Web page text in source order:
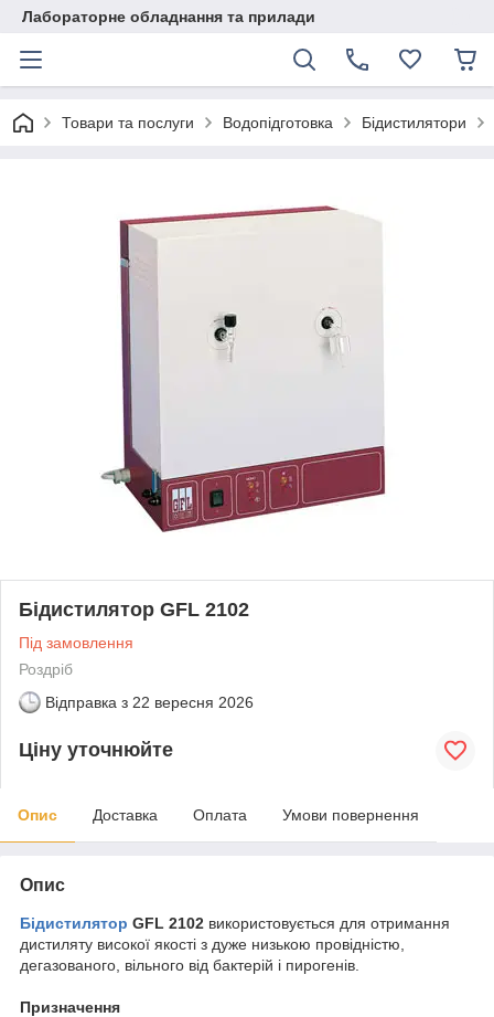
Лабораторне обладнання та прилади
Товари та послуги Водопідготовка Бідистилятори
Бідистилятор GFL 2102
Під замовлення
Роздріб
Відправка з 22 вересня 2026
Ціну уточнюйте
Опис Доставка Оплата Умови повернення
Опис
Бідистилятор GFL 2102 використовується для отримання
дистиляту високої якості з дуже низькою провідністю,
дегазованого, вільного від бактерій і пирогенів.
Призначення